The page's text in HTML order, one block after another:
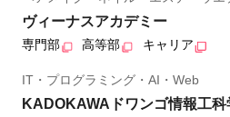
ヴィーナスアカデミー
専門部 高等部 キャリア
IT・プログラミング・AI・Web
KADOKAWAドワンゴ情報工科